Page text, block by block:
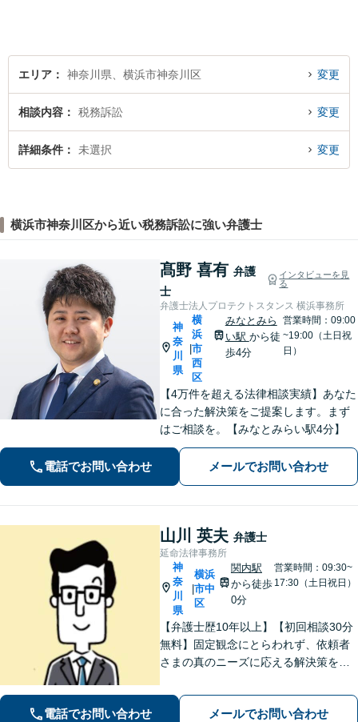
エリア 神奈川県、横浜市神奈川区 変更
相談内容 税務訴訟 変更
詳細条件 未選択 変更
横浜市神奈川区から近い税務訴訟に強い弁護士
髙野 喜有 弁護
士
インタビューを見
る
弁護士法人プロテクトスタンス 横浜事務所
神
奈
川
県
横
浜
市
西
区
みなとみら
い駅 から徒
歩4分
営業時間：09:00
~19:00（土日祝
日）
【4万件を超える法律相談実績】あなた
に合った解決策をご提案します。まず
はご相談を。【みなとみらい駅4分】
電話でお問い合わせ メールでお問い合わせ
山川 英夫 弁護士
延命法律事務所
神
奈
川
県
横浜
市中
区
関内駅
から徒歩
0分
営業時間：09:30~
17:30（土日祝日）
【弁護士歴10年以上】【初回相談30分
無料】固定観念にとらわれず、依頼者
さまの真のニーズに応える解決策を導
士業との連携で不動産トラブルや相続
問題にワンストップの対応も可能【WE
電話でお問い合わせ メールでお問い合わせ